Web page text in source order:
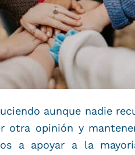
aunque nadie
otra opinión y
a apoyar a la